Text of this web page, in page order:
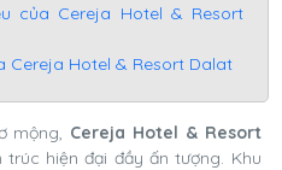
của Cereja Hotel & Resort
Cereja Hotel & Resort Dalat
mộng, Cereja Hotel & Resort
hiện đại đầy ấn tượng. Khu